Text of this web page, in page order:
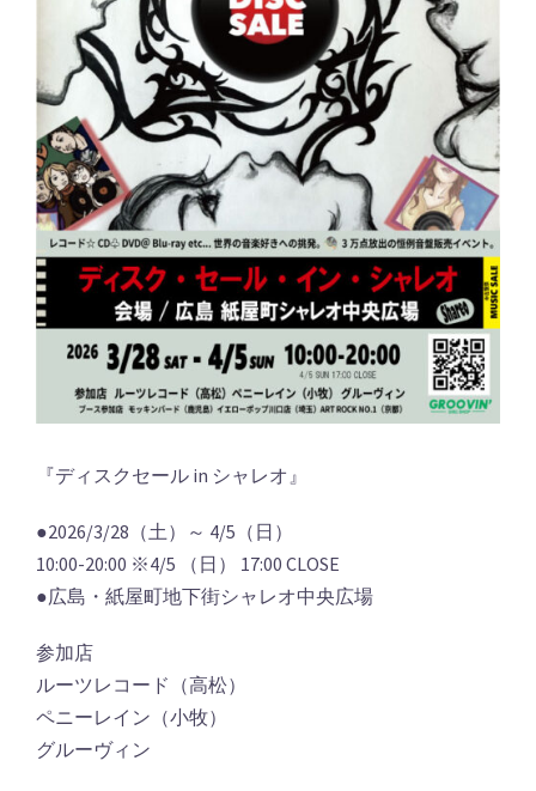
『ディスクセール in シャレオ』
●2026/3/28（土）～ 4/5（日）
10:00-20:00 ※4/5 （日） 17:00 CLOSE
●広島・紙屋町地下街シャレオ中央広場
参加店
ルーツレコード（高松）
ペニーレイン（小牧）
グルーヴィン